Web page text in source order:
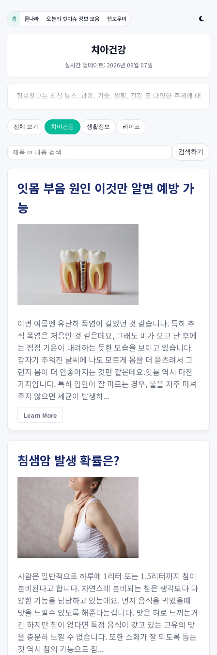
홈 론나라 오늘의 핫이슈 정보 모음 웹도우미
치아건강
실시간 업데이트: 2026년 08월 07일
정보창고는 최신 뉴스, 과학, 기술, 생활, 건강 등 다양한 주제에 대
한 신뢰성 있는 정보를 제공하는 온라인 자료실입니다.
전체 보기 치아건강 생활정보 라이프
검색하기
잇몸 부음 원인 이것만 알면 예방 가
능
이번 여름엔 유난히 폭염이 길었던 것 같습니다. 특히 추
석 폭염은 처음인 것 같은데요, 그래도 비가 오고 난 후에
는 점점 기온이 내려하는 듯한 모습을 보이고 있습니다.
갑자기 추워진 날씨에 나도 모르게 몸을 더 움츠려서 그
런지 몸이 더 안좋아지는 것만 같은데요.잇몸 역시 마찬
가지입니다. 특히 입안이 잘 마르는 경우, 물을 자주 마셔
주지 않으면 세균이 발생하...
Learn More
침샘암 발생 확률은?
사람은 일반적으로 하루에 1리터 또는 1.5리터까지 침이
분비된다고 합니다. 자연스레 분비되는 침은 생각보다 다
양한 기능을 담당하고 있는데요. 먼저 음식을 먹었을떄
맛을 느낄수 있도록 해준다는겁니다. 맛은 혀로 느끼는거
긴 하지만 침이 없다면 특정 음식이 갖고 있는 고유의 맛
을 충분히 느낄 수 없습니다. 또한 소화가 잘 되도록 돕는
것 역시 침의 기능으로 침...